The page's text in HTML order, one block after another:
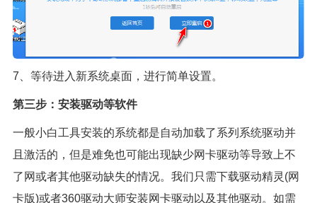
7、等待进入新系统桌面，进行简单设置。
第三步：安装驱动等软件
一般小白工具安装的系统都是自动加载了系列系统驱动并
且激活的，但是难免也可能出现缺少网卡驱动等导致上不
了网或者其他驱动缺失的情况。我们只需下载驱动精灵(网
卡版)或者360驱动大师安装网卡驱动以及其他驱动。如需